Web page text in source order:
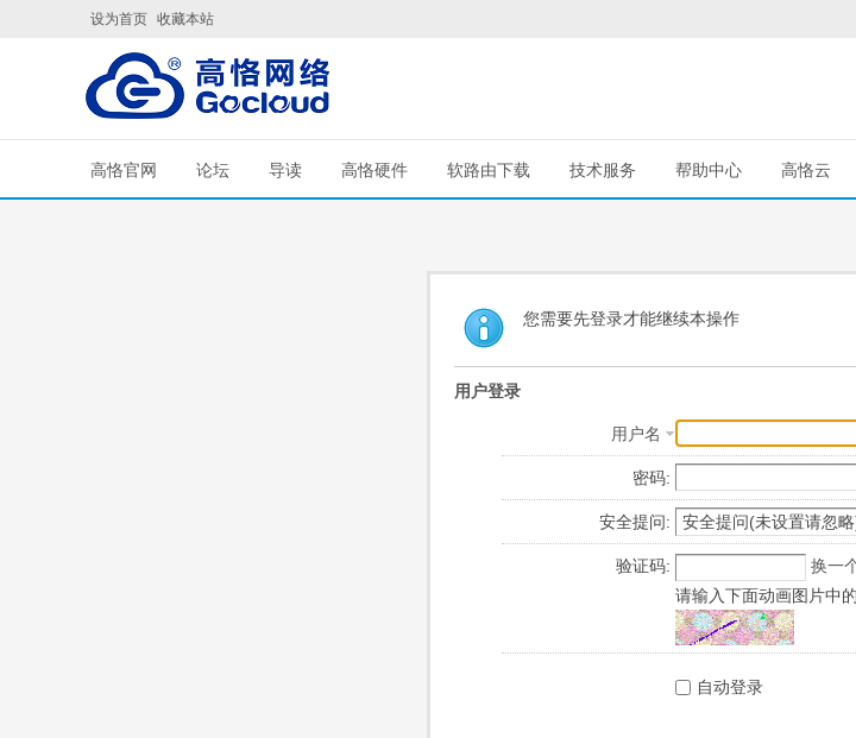
设为首页 收藏本站
高恪官网 论坛 导读 高恪硬件 软路由下载 技术服务 帮助中心 高恪云
您需要先登录才能继续本操作
用户登录
用户名
密码:
安全提问:
验证码:
换一
请输入下面动画图片中
自动登录